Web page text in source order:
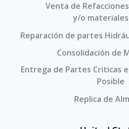
Venta de
y/o materiales
Reparación de partes
Consolidación de
Entrega de Partes Criticas
Posible
Replica de